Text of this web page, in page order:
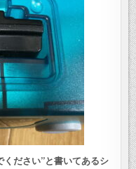
ください”と書いてあるシ